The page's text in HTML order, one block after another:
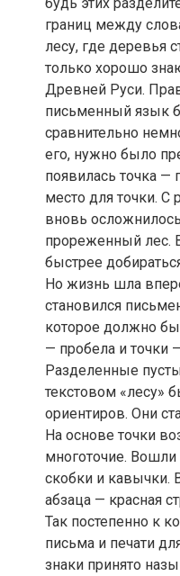
границ между
лесу, где деревья
только хорошо
Древней Руси.
письменный язык
сравнительно
его, нужно было
появилась точка —
место для точки. С
вновь
прореженный лес.
быстрее
Но жизнь шла
становился
которое должно
— пробела и точки
Разделенные
текстовом «лесу»
ориентиров. Они
На основе точки
многоточие. Вошли
скобки и кавычки.
абзаца — красная
Так постепенно к
письма и печати
знаки принято